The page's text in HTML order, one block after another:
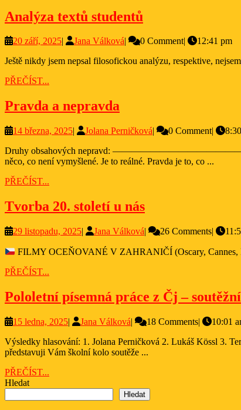
Analýza textů studentů
studentů
20 září, 202520
2025
| Jana VálkováJana
| 0 Comment|
12:41 pm
Ještě nikdy jsem nepsal filosofickou analýzu, respektive,
PŘEČÍST...
Pravda a nepravda
nepravda
14 března, 202514
2025
| Jolana PerničkováJolana
| 0 Comment|
Druhy obsahových nepravd: —————————————————————————————————————- Co je pravda? Studenti 2. ročníku: Pravda je tvrzení, které je podložené důkazy. Je to
něco, co není vymyšlené. Je to reálné. Pravda je to, co ...
PŘEČÍST...
Tvorba 20. století u násTvorba
století
u
29 listopadu, 202529
2025
| Jana VálkováJana
| 26 Comments|
FILMY OCEŇOVANÉ V ZAHRANIČÍ (Oscary, Cannes,
PŘEČÍST...
Pololetní písemná práce z Čj – soutěžní
15 ledna, 202515
2025
| Jana VálkováJana
| 18 Comments|
10:01
Výsledky hlasování: 1. Jolana Perničková 2. Lukáš Kössl 3. Tereza Náhlovská 4. Magdalena Kokaislová 5. Kateřina Nováková Tito studenti postupují do celostátního kola. Gratulujeme! Vážení čtenáři,
představuji Vám školní kolo soutěže ...
PŘEČÍST...
Hledat
Hledat